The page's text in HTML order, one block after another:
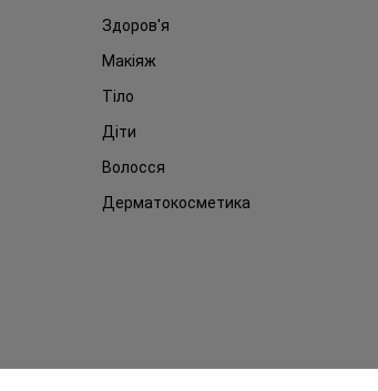
Здоров'я
Макіяж
Тіло
Діти
Волосся
Дерматокосметика